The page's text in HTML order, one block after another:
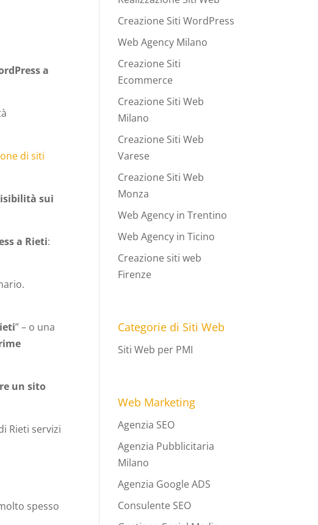
a
di siti
sui
a Rieti:
” – o una
un sito
Rieti servizi
spesso
Creazione Siti WordPress
Web Agency Milano
Creazione Siti
Ecommerce
Creazione Siti Web
Milano
Creazione Siti Web
Varese
Creazione Siti Web
Monza
Web Agency in Trentino
Web Agency in Ticino
Creazione siti web
Firenze
Categorie di Siti Web
Siti Web per PMI
Web Marketing
Agenzia SEO
Agenzia Pubblicitaria
Milano
Agenzia Google ADS
Consulente SEO